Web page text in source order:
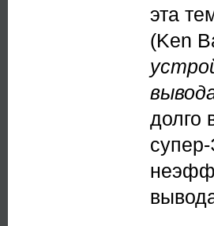
эта
(Ken
долго